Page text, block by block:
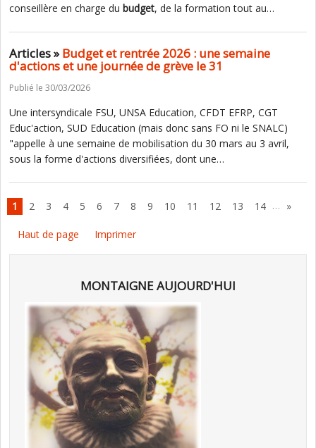
conseillère en charge du budget, de la formation tout au…
Articles »Budget et rentrée 2026 : une semaine
d'actions et une journée de grève le 31
Publié le 30/03/2026
Une intersyndicale FSU, UNSA Education, CFDT EFRP, CGT
Educ'action, SUD Education (mais donc sans FO ni le SNALC)
"appelle à une semaine de mobilisation du 30 mars au 3 avril,
sous la forme d'actions diversifiées, dont une…
1 2 3 4 5 6 7 8 9 10 11 12 13 14 … »
Haut de page Imprimer
MONTAIGNE AUJOURD'HUI